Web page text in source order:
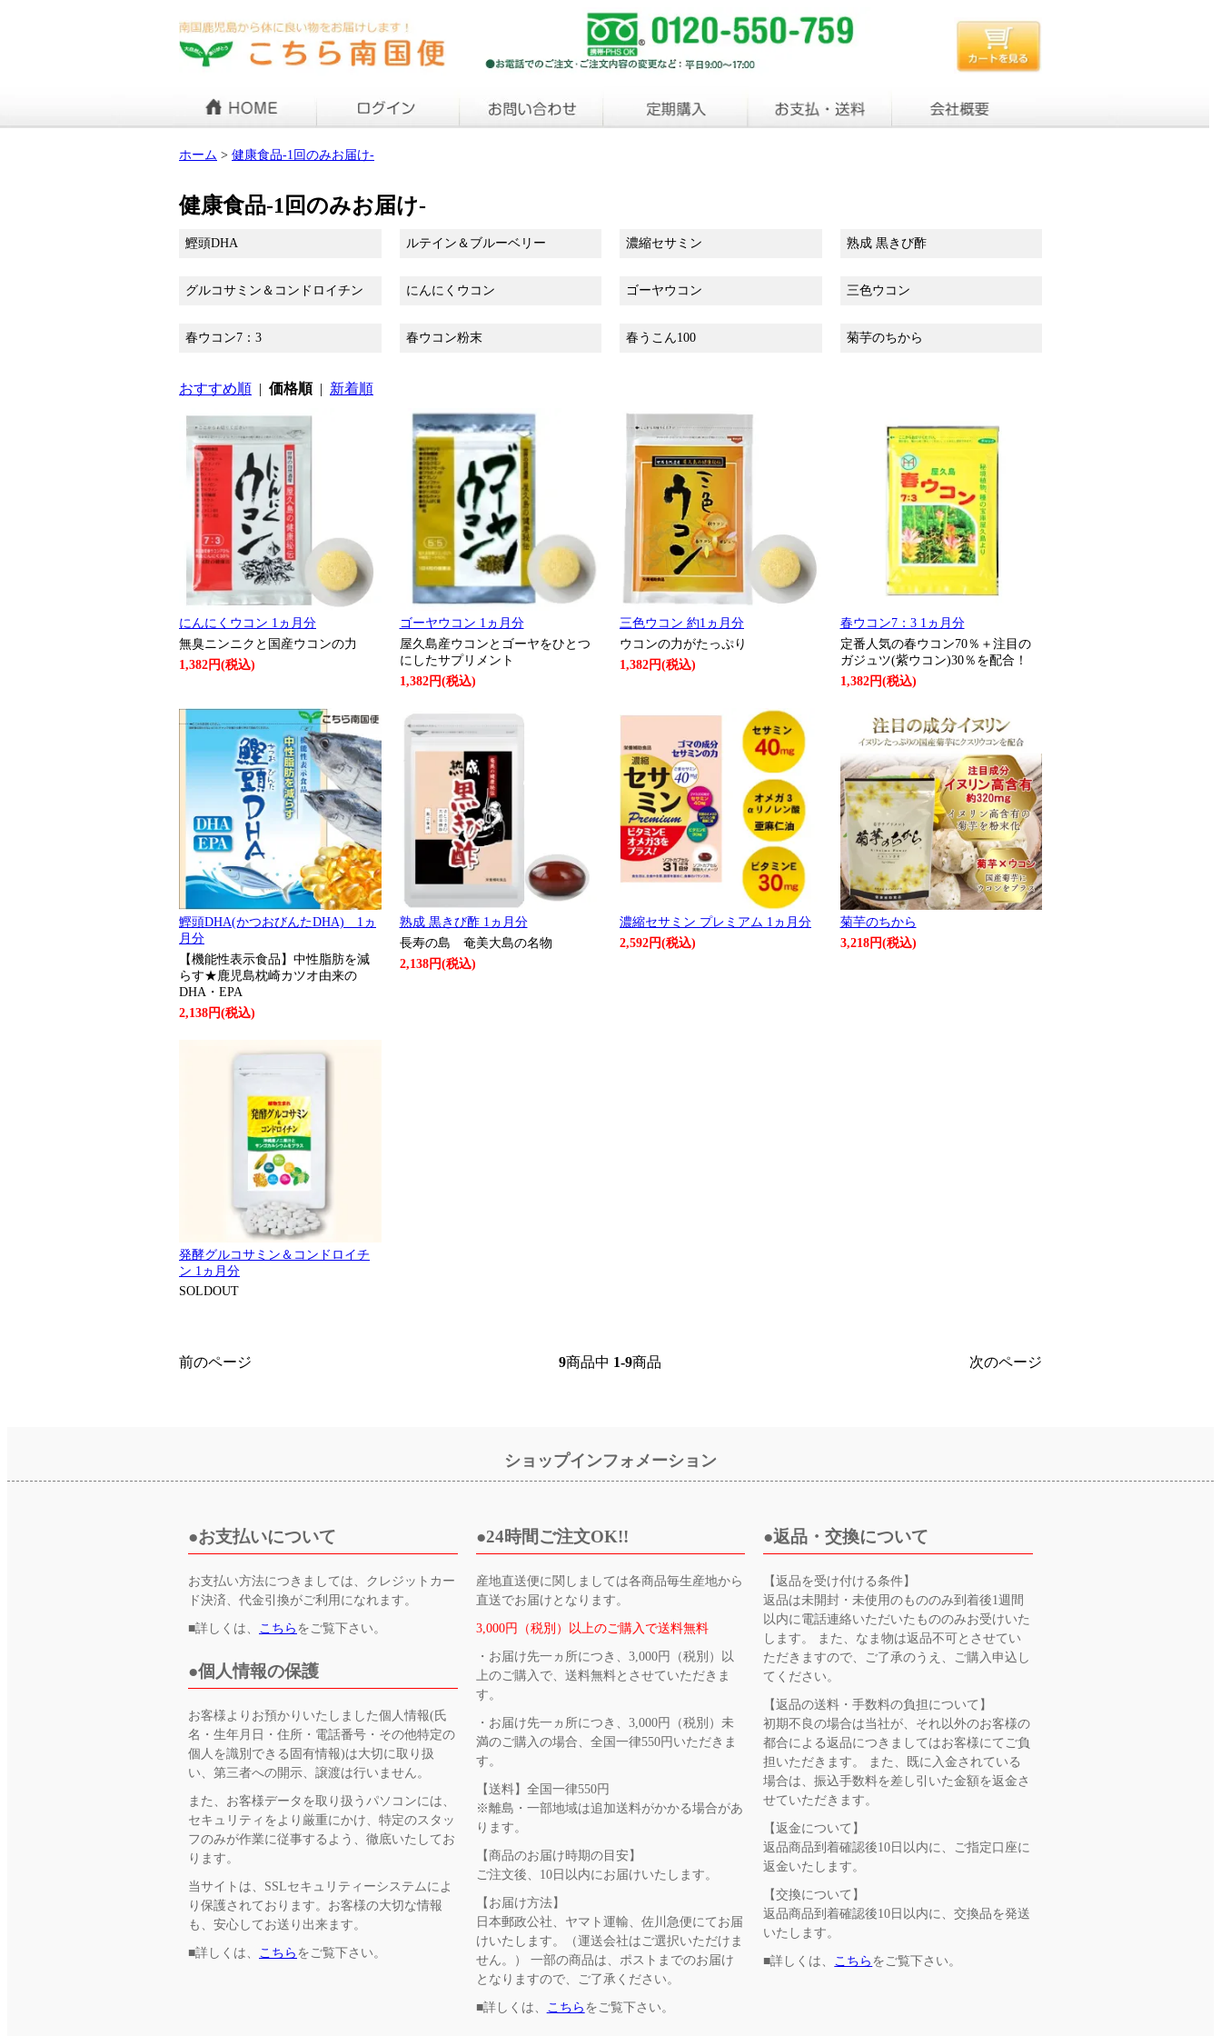
ホーム > 健康食品-1回のみお届け-
健康食品-1回のみお届け-
鰹頭DHA ルテイン＆ブルーベリー 濃縮セサミン 熟成 黒きび酢
グルコサミン＆コンドロイチン にんにくウコン ゴーヤウコン 三色ウコン
春ウコン7：3 春ウコン粉末 春うこん100 菊芋のちから
おすすめ順 | 価格順| 新着順
にんにくウコン 1ヵ月分
無臭ニンニクと国産ウコンの力
1,382円(税込)
ゴーヤウコン 1ヵ月分
屋久島産ウコンとゴーヤをひとつ
にしたサプリメント
1,382円(税込)
三色ウコン 約1ヵ月分
ウコンの力がたっぷり
1,382円(税込)
春ウコン7：3 1ヵ月分
定番人気の春ウコン70％＋注目の
ガジュツ(紫ウコン)30％を配合！
1,382円(税込)
鰹頭DHA(かつおびんたDHA) 1ヵ
月分
【機能性表示食品】中性脂肪を減
らす★鹿児島枕崎カツオ由来の
DHA・EPA
2,138円(税込)
熟成 黒きび酢 1ヵ月分
長寿の島 奄美大島の名物
2,138円(税込)
濃縮セサミン プレミアム 1ヵ月分
2,592円(税込)
菊芋のちから
3,218円(税込)
発酵グルコサミン＆コンドロイチ
ン 1ヵ月分
SOLDOUT
前のページ 9商品中 1-9商品 次のページ
ショップインフォメーション
お支払いについて
お支払い方法につきましては、クレジットカー
ド決済、代金引換がご利用になれます。
■詳しくは、 こちら をご覧下さい。
個人情報の保護
お客様よりお預かりいたしました個人情報(氏
名・生年月日・住所・電話番号・その他特定の
個人を識別できる固有情報)は大切に取り扱
い、第三者への開示、譲渡は行いません。
また、お客様データを取り扱うパソコンには、
セキュリティをより厳重にかけ、特定のスタッ
フのみが作業に従事するよう、徹底いたしてお
ります。
当サイトは、SSLセキュリティーシステムによ
り保護されております。お客様の大切な情報
も、安心してお送り出来ます。
■詳しくは、 こちら をご覧下さい。
24時間ご注文OK!!
産地直送便に関しましては各商品毎生産地から
直送でお届けとなります。
3,000円（税別）以上のご購入で送料無料
・お届け先一ヵ所につき、3,000円（税別）以
上のご購入で、送料無料とさせていただきま
す。
・お届け先一ヵ所につき、3,000円（税別）未
満のご購入の場合、全国一律550円いただきま
す。
【送料】全国一律550円
※離島・一部地域は追加送料がかかる場合があ
ります。
【商品のお届け時期の目安】
ご注文後、10日以内にお届けいたします。
【お届け方法】
日本郵政公社、ヤマト運輸、佐川急便にてお届
けいたします。（運送会社はご選択いただけま
せん。） 一部の商品は、ポストまでのお届け
となりますので、ご了承ください。
■詳しくは、 こちら をご覧下さい。
返品・交換について
【返品を受け付ける条件】
返品は未開封・未使用のもののみ到着後1週間
以内に電話連絡いただいたもののみお受けいた
します。 また、なま物は返品不可とさせてい
ただきますので、ご了承のうえ、ご購入申込し
てください。
【返品の送料・手数料の負担について】
初期不良の場合は当社が、それ以外のお客様の
都合による返品につきましてはお客様にてご負
担いただきます。 また、既に入金されている
場合は、振込手数料を差し引いた金額を返金さ
せていただきます。
【返金について】
返品商品到着確認後10日以内に、ご指定口座に
返金いたします。
【交換について】
返品商品到着確認後10日以内に、交換品を発送
いたします。
■詳しくは、 こちら をご覧下さい。